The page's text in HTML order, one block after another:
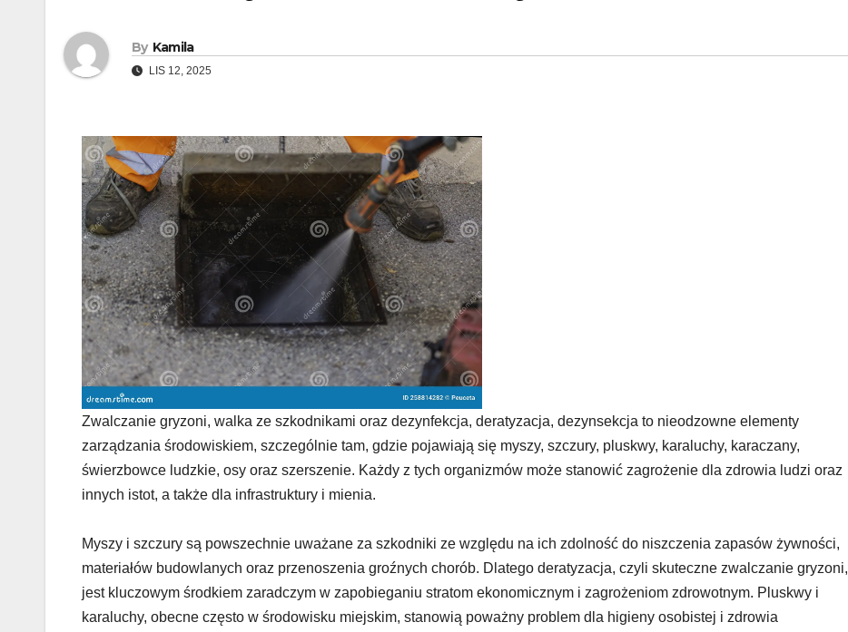
By Kamila
LIS 12, 2025
Zwalczanie gryzoni, walka ze szkodnikami oraz dezynfekcja, deratyzacja, dezynsekcja to nieodzowne elementy
zarządzania środowiskiem, szczególnie tam, gdzie pojawiają się myszy, szczury, pluskwy, karaluchy, karaczany,
świerzbowce ludzkie, osy oraz szerszenie. Każdy z tych organizmów może stanowić zagrożenie dla zdrowia ludzi oraz
innych istot, a także dla infrastruktury i mienia.
Myszy i szczury są powszechnie uważane za szkodniki ze względu na ich zdolność do niszczenia zapasów żywności,
materiałów budowlanych oraz przenoszenia groźnych chorób. Dlatego deratyzacja, czyli skuteczne zwalczanie gryzoni,
jest kluczowym środkiem zaradczym w zapobieganiu stratom ekonomicznym i zagrożeniom zdrowotnym. Pluskwy i
karaluchy, obecne często w środowisku miejskim, stanowią poważny problem dla higieny osobistej i zdrowia